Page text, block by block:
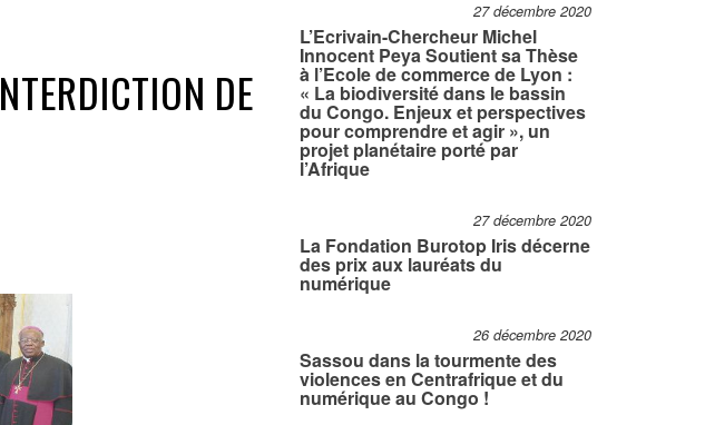
DE
27 décembre 2020
L’Ecrivain-Chercheur Michel
Innocent Peya Soutient sa Thèse
à l’Ecole de commerce de Lyon :
« La biodiversité dans le bassin
du Congo. Enjeux et perspectives
pour comprendre et agir », un
projet planétaire porté par
l’Afrique
27 décembre 2020
La Fondation Burotop Iris décerne
des prix aux lauréats du
numérique
26 décembre 2020
Sassou dans la tourmente des
violences en Centrafrique et du
numérique au Congo !